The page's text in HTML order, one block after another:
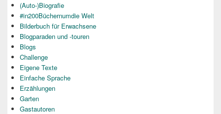
(Auto-)Biografie
#in200Büchernumdie Welt
Bilderbuch für Erwachsene
Blogparaden und -touren
Blogs
Challenge
Eigene Texte
Einfache Sprache
Erzählungen
Garten
Gastautoren